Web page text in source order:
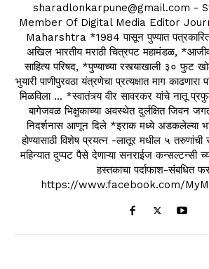
sharadlonkarpune@gmail.com -
Member Of Digital Media Editor
Maharshtra *1984 पासून पुण्यात
अखिल भारतीय मराठी चित्रपट महामंडळ,
साहित्य परिषद, *पुण्याच्या रस्त्याखाली ३० फुट
भुयारी पाणीपुरवठा यंत्रणेचा प्रत्यक्षात माग
मिळविला ... *स्वातंत्र्य वीर सावरकर यांचे नातू
बागेजवळ भिक्षुकाच्या अवस्थेत दुर्लक्षित जिवन
निदर्शनास आणून दिले *इराक मध्ये अडकलेल्या
होण्यासाठी विशेष प्रयत्न -लातूर मधील ५
महिन्यात दुप्पट पैसे देणाऱ्या सनराईज कन्सल्टन्सी
हस्तकाचा पर्दाफाश-संबधित
https://www.facebook.com/